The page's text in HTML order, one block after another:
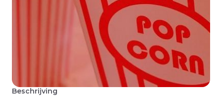
Beschrijving